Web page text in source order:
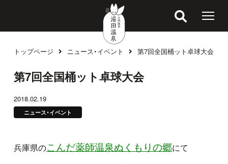
トップページ ニュース・イベント 第7回全国桶ット卓球大会
ブログ
第7回全国桶ット卓球大会
2018.02.19
ニュース・イベント
兵庫県のこんだ薬師温泉ぬくもりの郷にて